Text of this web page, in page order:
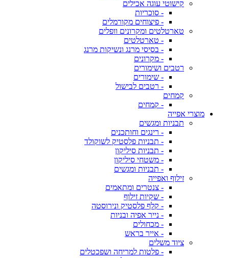
קישוטי עוגה אכילים
- סוכריות
- פיצוחים מקורמלים
טארטלטים ומקרונים וופלים
- טארטלטים
- בסיסי מרנג ונשיקות מרנג
- מקרונים
רטבים ושימורים
- שימורים
- רטבים לבישול
קמחים
- קמחים
מוצרי אפייה
תבניות ומגשים
- רינגים וחותכנים
- תבניות פלסטיק לשוקולד
- תבניות סיליקון
- משטחי סיליקון
- תבניות ומגשים
זילוף ואפייה
- צנטרים ומתאמים
- שקיות זילוף
- קלף פלסטיק ונירוסטה
- נייר אפיה ובניות
- מכחולים
- אייר בראש
ציוד משלים
- פלטות למריחה ושפכטלים